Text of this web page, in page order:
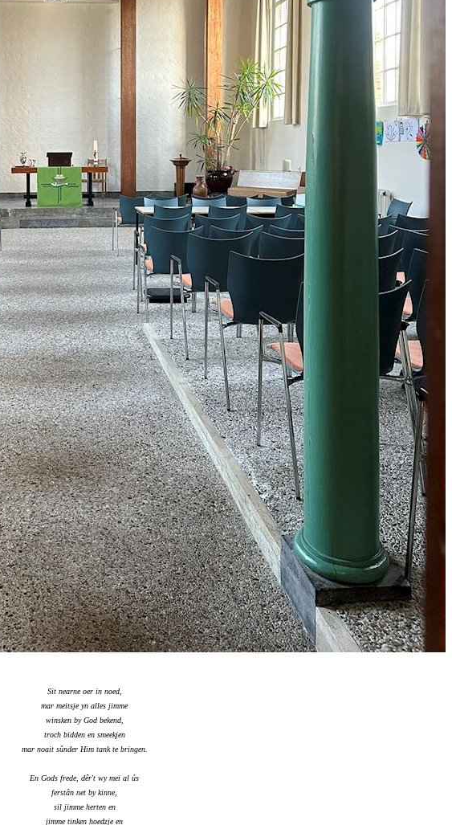
Sit nearne oer in noed,
mar meitsje yn alles jimme
winsken by God bekend,
troch bidden en smeekjen
mar noait sûnder Him tank te bringen.
En Gods frede, dêr't wy mei al ús
ferstân net by kinne,
sil jimme herten en
jimme tinken hoedzje en